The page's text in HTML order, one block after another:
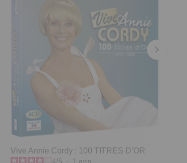
Vive Annie Cordy : 100 TITRES D’OR
4/5 - 1 avis